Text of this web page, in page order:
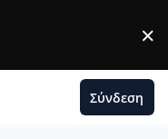
×
Σύνδεση